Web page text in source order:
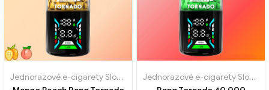
Jednorazové e-cigarety Slovensko ,Jednorazove e-cigarety
Jednorazové e-cigarety Slovensko